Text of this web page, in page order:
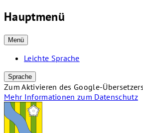
Hauptmenü
Menü
Leichte Sprache
Sprache
Zum Aktivieren des Google-
Mehr Informationen zum Datenschutz